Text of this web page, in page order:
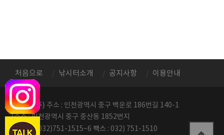
처음으로 낚시터소개 공지사항 이용안내
정성레저(주) 주소 : 인천광역시 중구 백운로 186번길 140-1
구주소 : 인천광역시 중구 중산동 1852번지
전화번호: 032)751-1515~6 팩스 : 032) 751-1510